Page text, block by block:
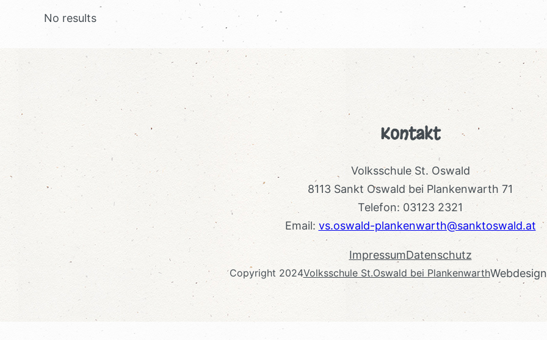
No results
Kontakt
Volksschule St. Oswald
8113 Sankt Oswald bei Plankenwarth 71
Telefon: 03123 2321
Email: vs.oswald-plankenwarth@sanktoswald.at
ImpressumDatenschutz
Copyright 2024Volksschule St.Oswald bei PlankenwarthWebdesign